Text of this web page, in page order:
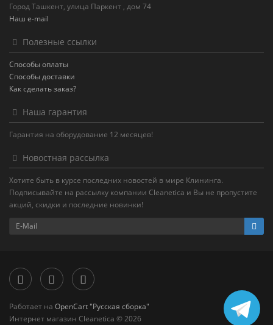
Город Ташкент, улица Паркент , дом 74
Наш e-mail
Полезные ссылки
Способы оплаты
Способы доставки
Как сделать заказ?
Наша гарантия
Гарантия на оборудование 12 месяцев!
Новостная рассылка
Хотите быть в курсе последних новостей в мире Клининга.
Подписывайте на рассылку компании Cleanetica и Вы не пропустите
акций, скидки и последние новинки!
Работает на OpenCart "Русская сборка"
Интернет магазин Cleanetica © 2026